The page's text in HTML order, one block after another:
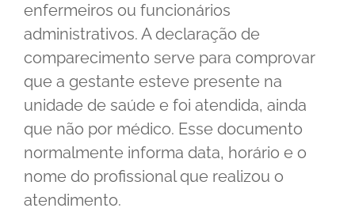
enfermeiros ou funcionários
administrativos. A declaração de
comparecimento serve para comprovar
que a gestante esteve presente na
unidade de saúde e foi atendida, ainda
que não por médico. Esse documento
normalmente informa data, horário e o
nome do profissional que realizou o
atendimento.